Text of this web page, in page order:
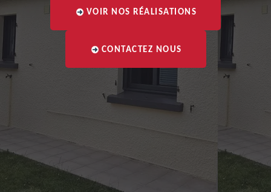
VOIR NOS RÉALISATIONS
CONTACTEZ NOUS